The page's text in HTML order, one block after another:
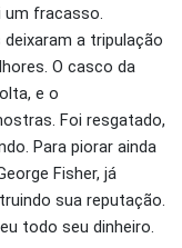
um fracasso.
a tripulação
O casco da
e o
Foi resgatado,
Para piorar ainda
Fisher, já
sua reputação.
todo seu dinheiro.